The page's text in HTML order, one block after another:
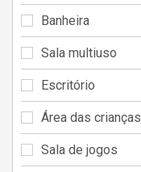
Banheira
Sala multiuso
Escritório
Área das crianças
Sala de jogos